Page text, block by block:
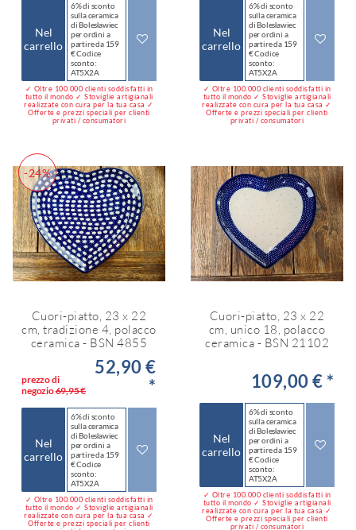
Nel
carrello
6% di sconto
sulla ceramica
di Bolesławiec
per ordini a
partire da 159
€ Codice
sconto:
AT5X2A
✓ Oltre 100.000 clienti soddisfatti in
tutto il mondo ✓ Stoviglie artigianali
realizzate con cura per la tua casa ✓
Offerte e prezzi speciali per clienti
privati / consumatori
Nel
carrello
6% di sconto
sulla ceramica
di Bolesławiec
per ordini a
partire da 159
€ Codice
sconto:
AT5X2A
✓ Oltre 100.000 clienti soddisfatti in
tutto il mondo ✓ Stoviglie artigianali
realizzate con cura per la tua casa ✓
Offerte e prezzi speciali per clienti
privati / consumatori
-24%
Cuori-piatto, 23 x 22
cm, tradizione 4, polacco
ceramica - BSN 4855
prezzo di
negozio69,95 €
52,90 €
*
Nel
carrello
6% di sconto
sulla ceramica
di Bolesławiec
per ordini a
partire da 159
€ Codice
sconto:
AT5X2A
✓ Oltre 100.000 clienti soddisfatti in
tutto il mondo ✓ Stoviglie artigianali
realizzate con cura per la tua casa ✓
Offerte e prezzi speciali per clienti
Cuori-piatto, 23 x 22
cm, unico 18, polacco
ceramica - BSN 21102
109,00 € *
Nel
carrello
6% di sconto
sulla ceramica
di Bolesławiec
per ordini a
partire da 159
€ Codice
sconto:
AT5X2A
✓ Oltre 100.000 clienti soddisfatti in
tutto il mondo ✓ Stoviglie artigianali
realizzate con cura per la tua casa ✓
Offerte e prezzi speciali per clienti
privati / consumatori